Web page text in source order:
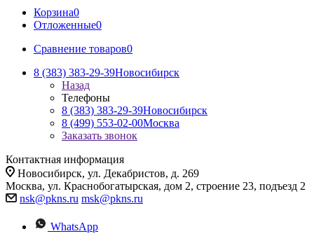
Корзина0
Отложенные0
Сравнение товаров0
8 (383) 383-29-39Новосибирск
Назад
Телефоны
8 (383) 383-29-39Новосибирск
8 (499) 553-02-00Москва
Заказать звонок
Контактная информация
Новосибирск, ул. Декабристов, д. 269
Москва, ул. Краснобогатырская, дом 2, строение 23, подъезд 2
nsk@pkns.ru msk@pkns.ru
WhatsApp